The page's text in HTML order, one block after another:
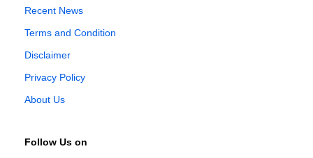
Recent News
Terms and Condition
Disclaimer
Privacy Policy
About Us
Follow Us on